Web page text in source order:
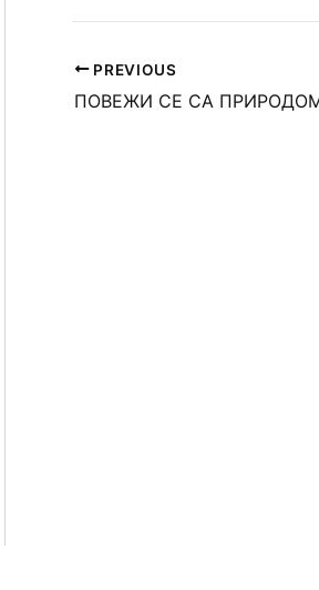
PREVIOUS
ПОВЕЖИ СЕ СА